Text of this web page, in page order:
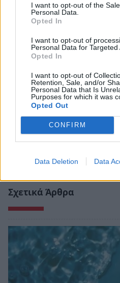
I want to opt-out of the
Personal Data.
Opted In
I want to opt-out of
Personal Data for Targeted
Opted In
I want to opt-out of
Retention, Sale, and/or
Personal Data that Is
Purposes for which it was
Opted Out
CONFIRM
Data Deletion Data
Σχετικά Άρθρα